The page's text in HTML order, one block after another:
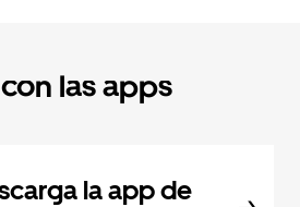
las apps
la app de